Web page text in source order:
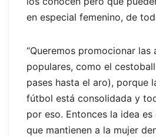
en especial femenino, de
“Queremos promocionar
populares, como el
pases hasta el aro), porque
fútbol está consolidada y
por eso. Entonces la idea
que mantienen a la mujer